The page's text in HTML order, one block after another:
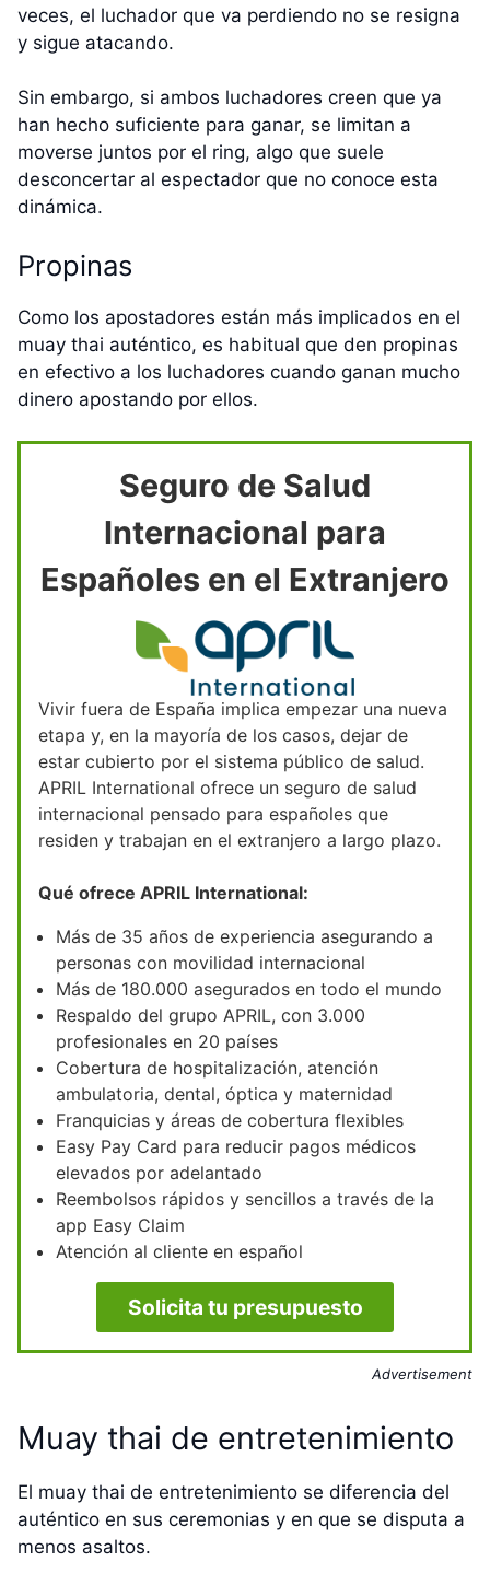
veces, el luchador que va perdiendo no se resigna
y sigue atacando.
Sin embargo, si ambos luchadores creen que ya
han hecho suficiente para ganar, se limitan a
moverse juntos por el ring, algo que suele
desconcertar al espectador que no conoce esta
dinámica.
Propinas
Como los apostadores están más implicados en el
muay thai auténtico, es habitual que den propinas
en efectivo a los luchadores cuando ganan mucho
dinero apostando por ellos.
Seguro de Salud
Internacional para
Españoles en el Extranjero
Vivir fuera de España implica empezar una nueva
etapa y, en la mayoría de los casos, dejar de
estar cubierto por el sistema público de salud.
APRIL International ofrece un seguro de salud
internacional pensado para españoles que
residen y trabajan en el extranjero a largo plazo.
Qué ofrece APRIL International:
Más de 35 años de experiencia asegurando a
personas con movilidad internacional
Más de 180.000 asegurados en todo el mundo
Respaldo del grupo APRIL, con 3.000
profesionales en 20 países
Cobertura de hospitalización, atención
ambulatoria, dental, óptica y maternidad
Franquicias y áreas de cobertura flexibles
Easy Pay Card para reducir pagos médicos
elevados por adelantado
Reembolsos rápidos y sencillos a través de la
app Easy Claim
Atención al cliente en español
Solicita tu presupuesto
Advertisement
Muay thai de entretenimiento
El muay thai de entretenimiento se diferencia del
auténtico en sus ceremonias y en que se disputa a
menos asaltos.